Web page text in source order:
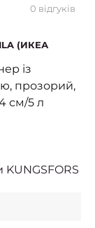
0 відгуків
(ИКЕА
із
прозорий,
см/5 л